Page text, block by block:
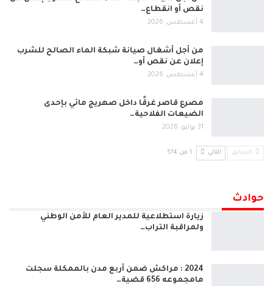
نقص أو انقطاع…
4 أغسطس, 2026
من أجل أشغال صيانة شبكة الماء الصالح للشرب
إعلان عن نقص أو…
4 أغسطس, 2026
مصرع قاصر غرقًا داخل صهريج مائي بإحدى
الضيعات الفلاحية…
31 يوليو, 2026
السابق التالي 1 من 574
حوادث
زيارة استطلاعية للمدير العام للأمن الوطني
ولمراقبة التراب…
2024 : مراكش ضمن أربع مدن بالممكلة سجلت
مامجموعه 656 قضية…